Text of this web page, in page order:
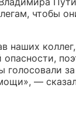
чтобы
наших
—